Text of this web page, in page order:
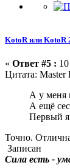
KotoR или KotoR
« Ответ #5 :
Цитата: Master
А у меня
А ещё
Первый я
Точно.
Записан
Сила есть -